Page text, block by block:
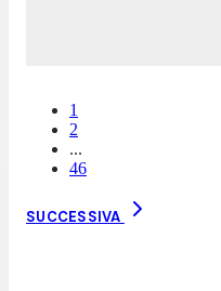
1
2
...
46
SUCCESSIVA